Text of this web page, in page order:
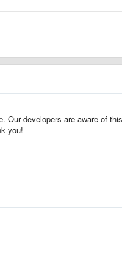
Our developers are aware of
you!